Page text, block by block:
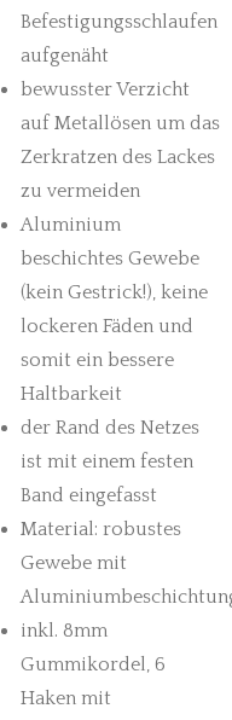
Befestigungsschlaufen
aufgenäht
bewusster Verzicht
auf Metallösen um das
Zerkratzen des Lackes
zu vermeiden
Aluminium
beschichtes Gewebe
(kein Gestrick!), keine
lockeren Fäden und
somit ein bessere
Haltbarkeit
der Rand des Netzes
ist mit einem festen
Band eingefasst
Material: robustes
Gewebe mit
inkl. 8mm
Gummikordel, 6
Haken mit